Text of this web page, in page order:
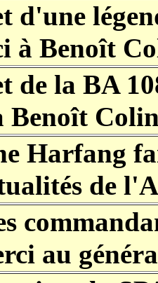
d'une
à Benoît
de la BA
Benoît
Harfang
de
au